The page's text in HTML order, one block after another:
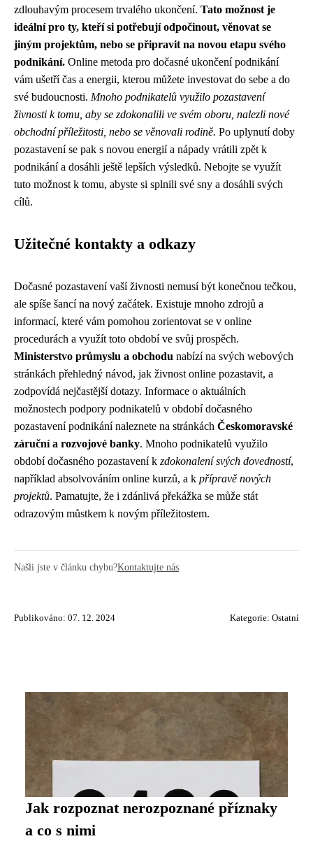
zdlouhavým procesem trvalého ukončení. Tato možnost je
ideální pro ty, kteří si potřebují odpočinout, věnovat se
jiným projektům, nebo se připravit na novou etapu svého
podnikání. Online metoda pro dočasné ukončení podnikání
vám ušetří čas a energii, kterou můžete investovat do sebe a do
své budoucnosti. Mnoho podnikatelů využilo pozastavení
živnosti k tomu, aby se zdokonalili ve svém oboru, nalezli nové
obchodní příležitosti, nebo se věnovali rodině. Po uplynutí doby
pozastavení se pak s novou energií a nápady vrátili zpět k
podnikání a dosáhli ještě lepších výsledků. Nebojte se využít
tuto možnost k tomu, abyste si splnili své sny a dosáhli svých
cílů.
Užitečné kontakty a odkazy
Dočasné pozastavení vaší živnosti nemusí být konečnou tečkou,
ale spíše šancí na nový začátek. Existuje mnoho zdrojů a
informací, které vám pomohou zorientovat se v online
procedurách a využít toto období ve svůj prospěch.
Ministerstvo průmyslu a obchodu nabízí na svých webových
stránkách přehledný návod, jak živnost online pozastavit, a
zodpovídá nejčastější dotazy. Informace o aktuálních
možnostech podpory podnikatelů v období dočasného
pozastavení podnikání naleznete na stránkách Českomoravské
záruční a rozvojové banky. Mnoho podnikatelů využilo
období dočasného pozastavení k zdokonalení svých dovedností,
například absolvováním online kurzů, a k přípravě nových
projektů. Pamatujte, že i zdánlivá překážka se může stát
odrazovým můstkem k novým příležitostem.
Našli jste v článku chybu?Kontaktujte nás
Publikováno: 07. 12. 2024 Kategorie: Ostatní
Jak rozpoznat nerozpoznané příznaky
a co s nimi